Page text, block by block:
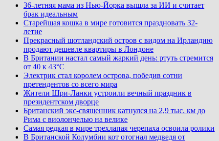
36-летняя мама из Нью-Йорка вышла за ИИ и считает
брак идеальным
Старейшая кошка в мире готовится праздновать 32-
летие
Прекрасный шотландский остров с видом на Ирландию
продают дешевле квартиры в Лондоне
В Британии настал самый жаркий день: ртуть стремится
от 40 к 43°C
Электрик стал королем острова, победив сотни
претендентов со всего мира
Жители Шри-Ланки устроили вечный праздник в
президентском дворце
Британский экс-священник катнулся на 2,9 тыс. км до
Рима с виолончелью на велике
Самая редкая в мире трехлапая черепаха освоила ролики
В Британской Колумбии кот отогнал медведя от